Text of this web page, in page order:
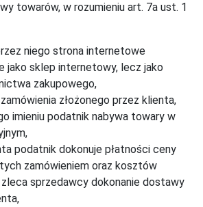
towarów, w rozumieniu art. 7a ust. 1
niego strona internetowe
jako sklep internetowy, lecz jako
zakupowego,
złożonego przez klienta,
imieniu podatnik nabywa towary w
podatnik dokonuje płatności ceny
zamówieniem oraz kosztów
sprzedawcy dokonanie dostawy